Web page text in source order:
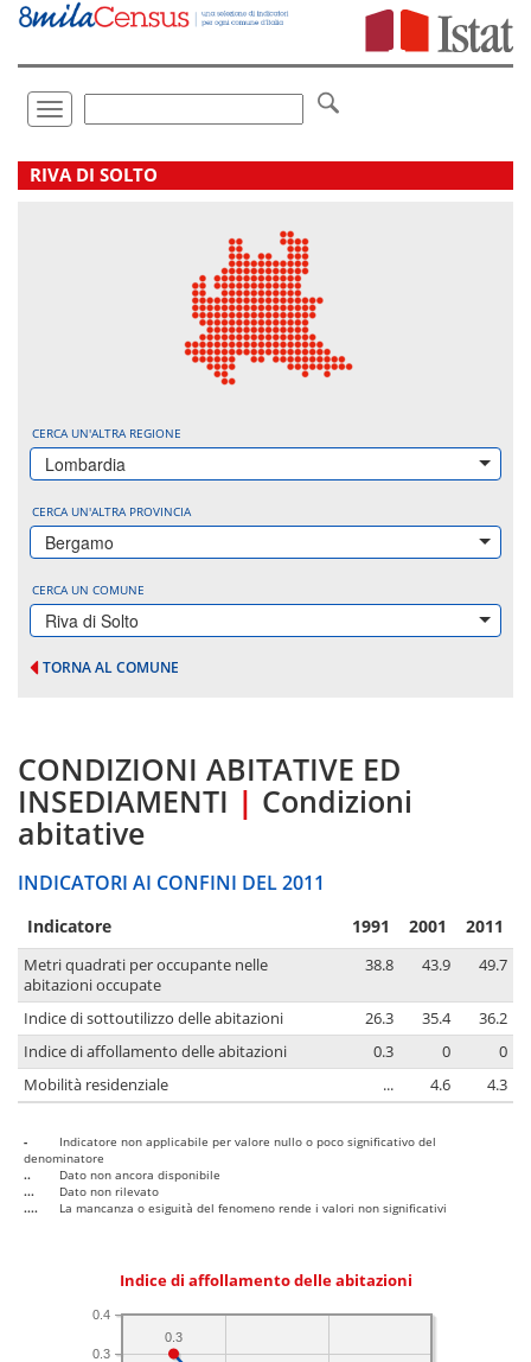
Vai
direttamente
Toggle
navigation
.
RIVA DI SOLTO
CERCA UN'ALTRA REGIONE
Lombardia
CERCA UN'ALTRA PROVINCIA
Bergamo
CERCA UN COMUNE
Riva di Solto
TORNA AL COMUNE
CONDIZIONI ABITATIVE ED
INSEDIAMENTI | Condizioni
abitative
INDICATORI AI CONFINI DEL 2011
Indicatore 1991 2001 2011
Metri quadrati per occupante nelle
abitazioni occupate
38.8 43.9 49.7
Indice di sottoutilizzo delle abitazioni 26.3 35.4
36.2
Indice di affollamento delle abitazioni
0.3 0
0
Mobilità residenziale
... 4.6 4.3
-
Indicatore non applicabile per valore nullo o poco significativo del
denominatore
..
Dato non ancora disponibile
...
Dato non rilevato
....
La mancanza o esiguità del fenomeno rende i valori non significativi
Indice di affollamento delle abitazioni
0.3
0.4
0.3